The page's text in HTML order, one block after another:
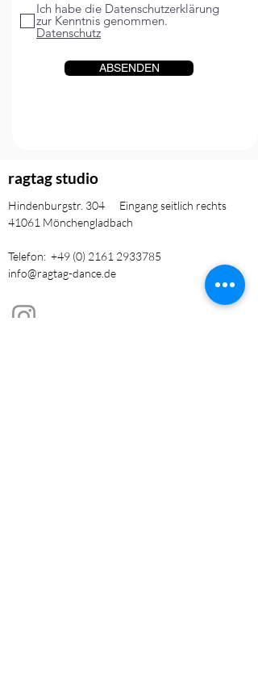
Ich habe die Datenschutzerklärung
zur Kenntnis genommen.
Datenschutz
ABSENDEN
ragtag studio
​Hindenburgstr. 304 Eingang seitlich rechts
41061 Mönchengladbach
Telefon: +49 (0) 2161 2933785
info@ragtag-dance.de